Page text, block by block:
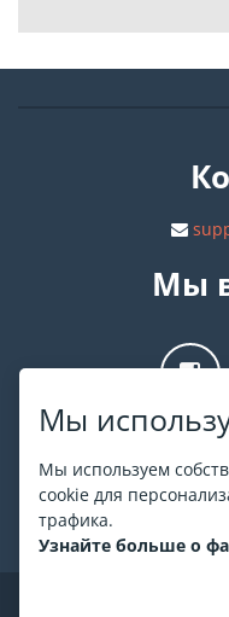
Мы
Мы используем
cookie для
трафика.
Узнайте больше о
Мы
О
На ESPORT.in.ua
городов Украины. Все
работаем